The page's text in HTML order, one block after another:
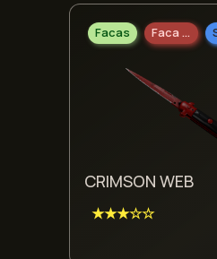
Facas Faca Stiletto
CRIMSON WEB
★★★☆☆